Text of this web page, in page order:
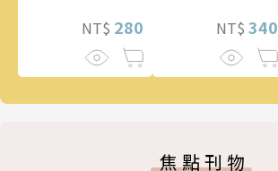
NT$ 280
的情慾與驚悚！
NT$ 340
焦點刊物